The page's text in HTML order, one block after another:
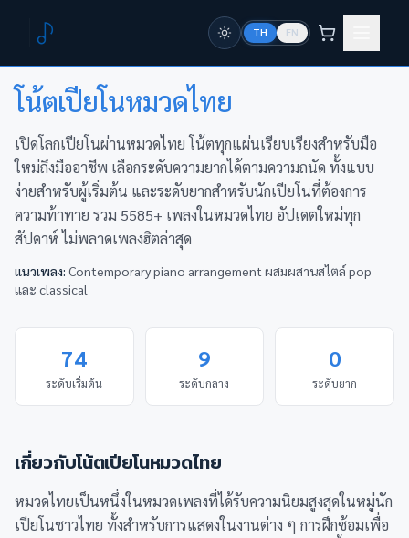
TH EN
โน้ตเปียโนหมวดไทย
เปิดโลกเปียโนผ่านหมวดไทย โน้ตทุกแผ่นเรียบเรียงสำหรับมือ
ใหม่ถึงมืออาชีพ เลือกระดับความยากได้ตามความถนัด ทั้งแบบ
ง่ายสำหรับผู้เริ่มต้น และระดับยากสำหรับนักเปียโนที่ต้องการ
ความท้าทาย รวม 5585+ เพลงในหมวดไทย อัปเดตใหม่ทุก
สัปดาห์ ไม่พลาดเพลงฮิตล่าสุด
แนวเพลง: Contemporary piano arrangement ผสมผสานสไตล์ pop
และ classical
74
ระดับเริ่มต้น
9
ระดับกลาง
0
ระดับยาก
เกี่ยวกับโน้ตเปียโนหมวดไทย
หมวดไทยเป็นหนึ่งในหมวดเพลงที่ได้รับความนิยมสูงสุดในหมู่นัก
เปียโนชาวไทย ทั้งสำหรับการแสดงในงานต่าง ๆ การฝึกซ้อมเพื่อ